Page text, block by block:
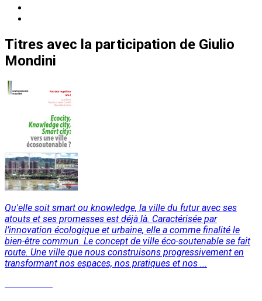
Titres avec la participation de Giulio
Mondini
Qu'elle soit smart ou knowledge, la ville du futur avec ses
atouts et ses promesses est déjà là. Caractérisée par
l’innovation écologique et urbaine, elle a comme finalité le
bien-être commun. Le concept de ville éco-soutenable se fait
route. Une ville que nous construisons progressivement en
transformant nos espaces, nos pratiques et nos ...